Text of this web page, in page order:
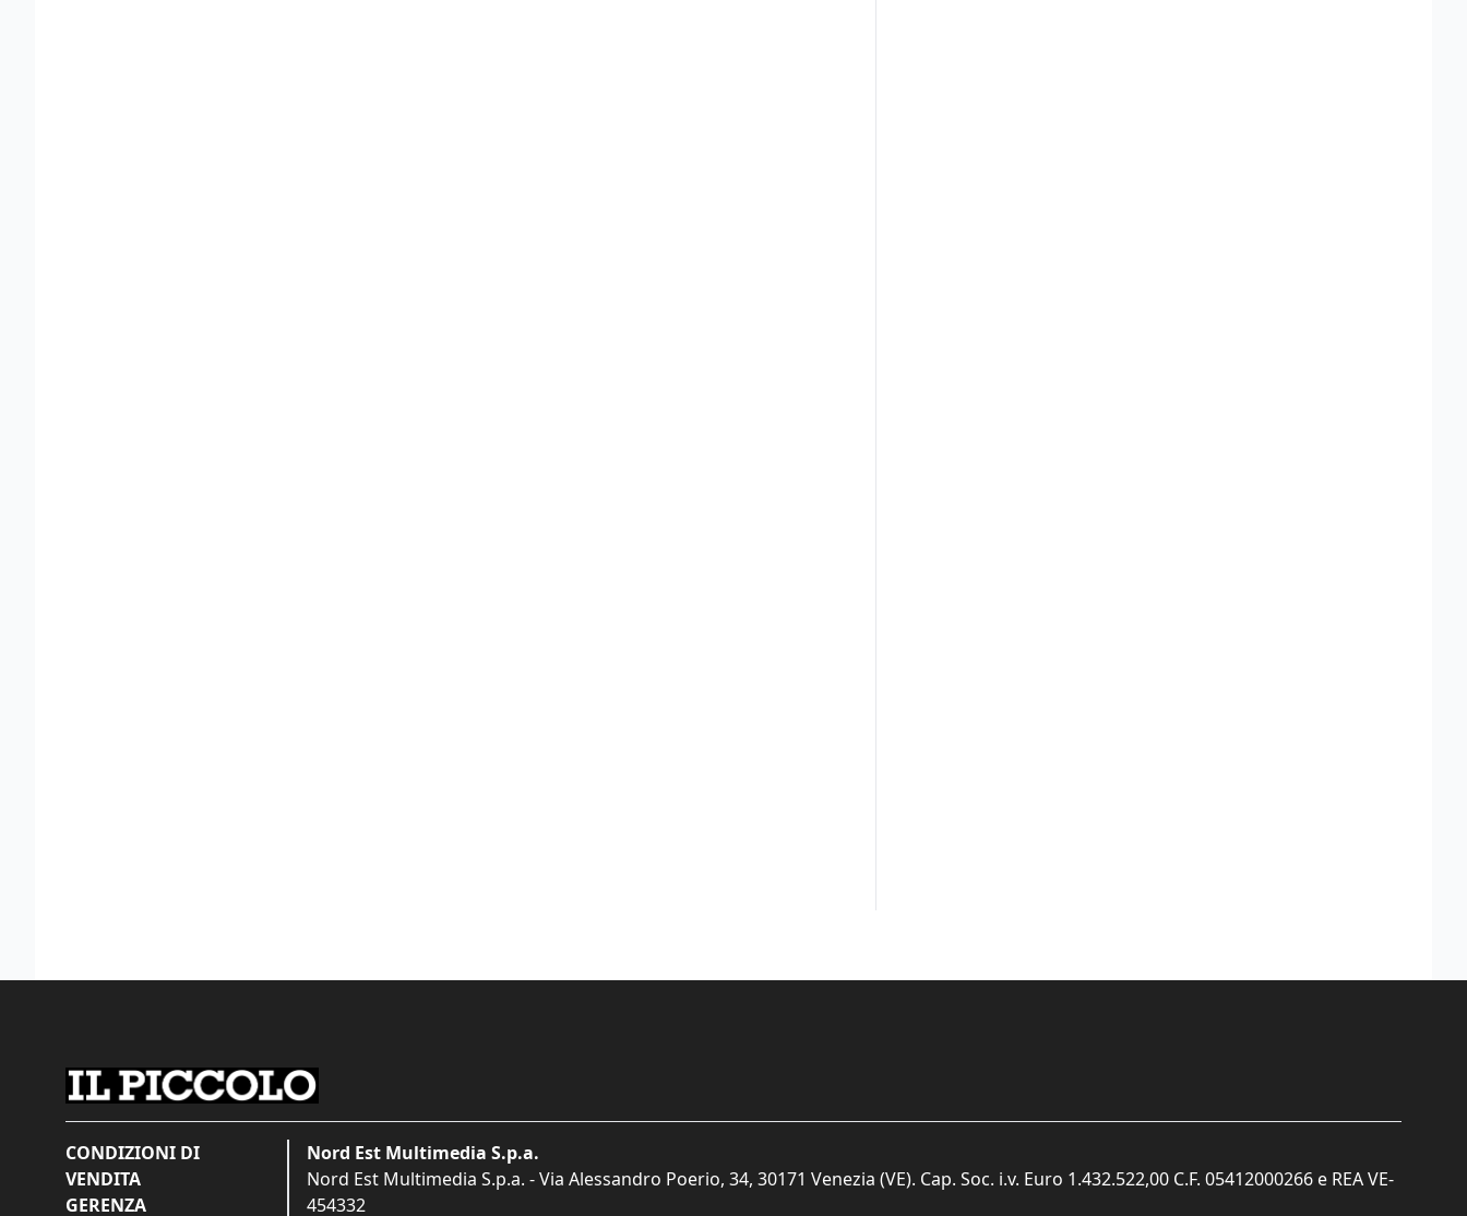
CONDIZIONI DI
VENDITA
GERENZA
Nord Est Multimedia S.p.a.
Nord Est Multimedia S.p.a. - Via Alessandro Poerio, 34, 30171 Venezia (VE). Cap. Soc. i.v. Euro 1.432.522,00 C.F. 05412000266 e REA VE-
454332